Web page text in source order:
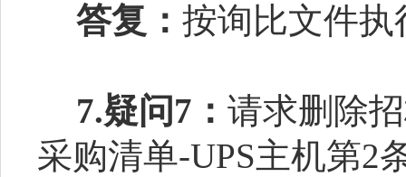
答复： 按询比文件执
7.疑问7 ： 请求删除
采购清单-UPS主机第2